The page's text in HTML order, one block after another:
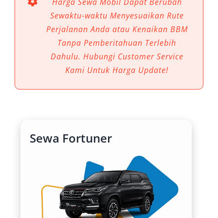
sewa mobil Fortuner Magelang menjadi pilihan
ideal bagi wisatawan, keluarga, maupun pelaku
bisnis yang menginginkan perjalanan bebas
repot, aman, dan berkelas. Kombinasi desain
gagah, fitur modern, dan performa mesin kuat
solusi cerdas untuk berbagai kebutuhan
1. Desain Gagah dan Mewah Cocok
untuk Semua Kalangan
Toyota Fortuner dikenal dengan desain yang
modern dan elegan. Kesan premium dari SUV
ini sangat mendukung kebutuhan perjalanan
Sewaktu-waktu Menyesuaikan Rute
Perjalanan Anda atau Kenaikan BBM
Tanpa Pemberitahuan Terlebih
Dahulu. Hubungi Customer Service
Kami Untuk Harga Update!
Sewa Fortuner